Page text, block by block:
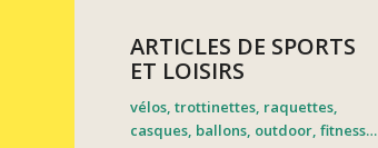
ARTICLES DE SPORTS
ET LOISIRS
vélos, trottinettes, raquettes,
casques, ballons, outdoor, fitness…